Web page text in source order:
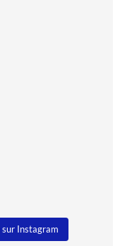
sur Instagram